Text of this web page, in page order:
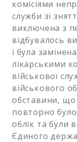
комісіями
служби зі
виключена з
відбувалось
і була
лікарськими
військової
військового
обставини, що
повторно
облік та були
Єдиного